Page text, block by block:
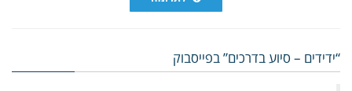
“ידידים – סיוע בדרכים” בפייסבוק